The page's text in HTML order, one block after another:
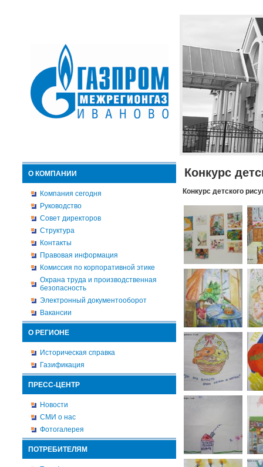
О КОМПАНИИ
Компания сегодня
Руководство
Совет директоров
Структура
Контакты
Правовая информация
Комиссия по корпоративной этике
Охрана труда и производственная
безопасность
Электронный документооборот
Вакансии
О РЕГИОНЕ
Историческая справка
Газификация
ПРЕСС-ЦЕНТР
Новости
СМИ о нас
Фотогалерея
ПОТРЕБИТЕЛЯМ
Конкурс
Конкурс детского